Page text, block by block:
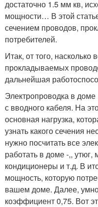
достаточно 1.5 мм кв,
мощности… В этой
сечением проводов,
потребителей.
Итак, от того,
прокладываемых
дальнейшая
Электропроводка в доме
с вводного кабеля. На
основная нагрузка,
узнать какого сечения
нужно посчитать все
работать в доме -,, утюг,
кондиционеры и т.д. В
мощность, которую
вашем доме. Далее,
коэффициент 0,75. Вот